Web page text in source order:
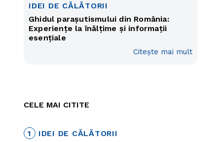
IDEI DE CĂLĂTORII
Ghidul parașutismului din România:
Experiențe la înălțime și informații
esențiale
Citește mai mult
CELE MAI CITITE
1 IDEI DE CĂLĂTORII